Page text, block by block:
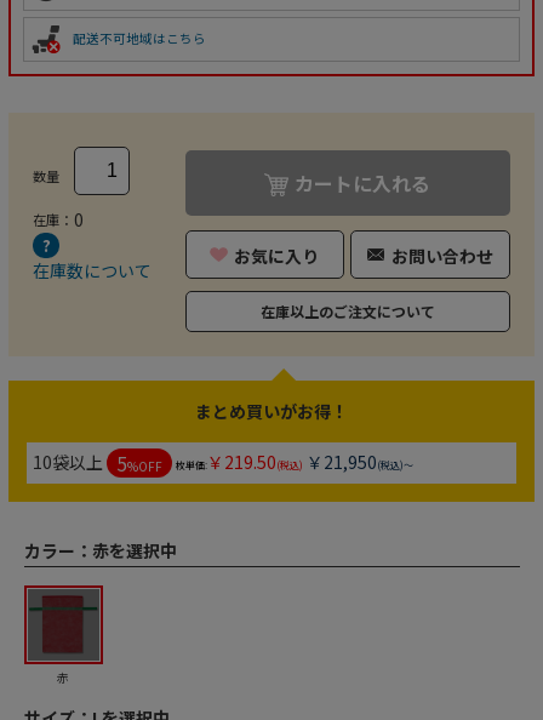
配送不可地域はこちら
数量
在庫： 0
在庫数について
カートに入れる
お気に入り お問い合わせ
在庫以上のご注文について
まとめ買いがお得！
10袋以上 5%OFF 枚単価:￥219.50(税込) ￥21,950(税込)～
カラー： 赤を選択中
赤